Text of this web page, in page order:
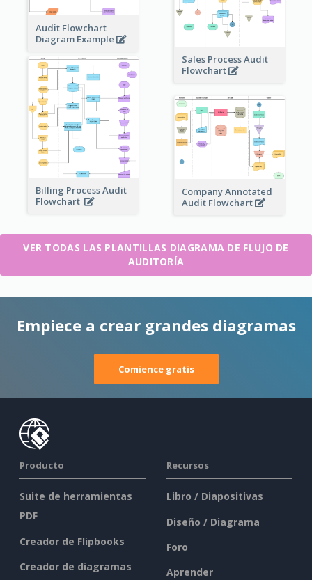
Audit Flowchart
Diagram Example
Sales Process Audit
Flowchart
Billing Process Audit
Flowchart
Company Annotated
Audit Flowchart
VER TODAS LAS PLANTILLAS DIAGRAMA DE FLUJO DE
AUDITORÍA
Empiece a crear grandes diagramas
Comience gratis
Producto
Suite de herramientas
PDF
Creador de Flipbooks
Creador de diagramas
Recursos
Libro / Diapositivas
Diseño / Diagrama
Foro
Aprender